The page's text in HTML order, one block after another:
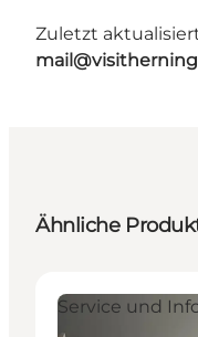
Zuletzt
Ähnliche
Service und